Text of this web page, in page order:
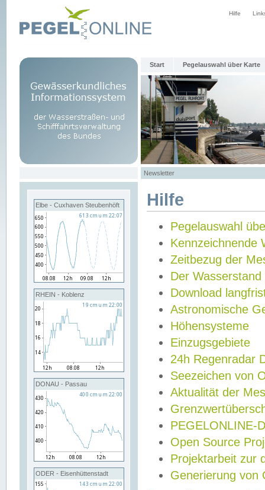
Hilfe
Start Pegelauswahl über Karte
Newsletter
Elbe - Cuxhaven Steubenhöft
RHEIN - Koblenz
DONAU - Passau
ODER - Eisenhüttenstadt
Hilfe
Pegelauswahl
Kennzeichnende
Zeitbezug der
Der Wasserstand
Download
Astronomische
Höhensysteme
Einzugsgebiete
24h Regenradar
Seezeichen von
Aktualität der
PEGELONLINE-
Open Source
Projektarbeit zur
Generierung von